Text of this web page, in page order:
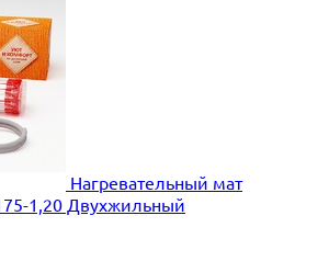
Нагревательный мат
1,20 Двухжильный